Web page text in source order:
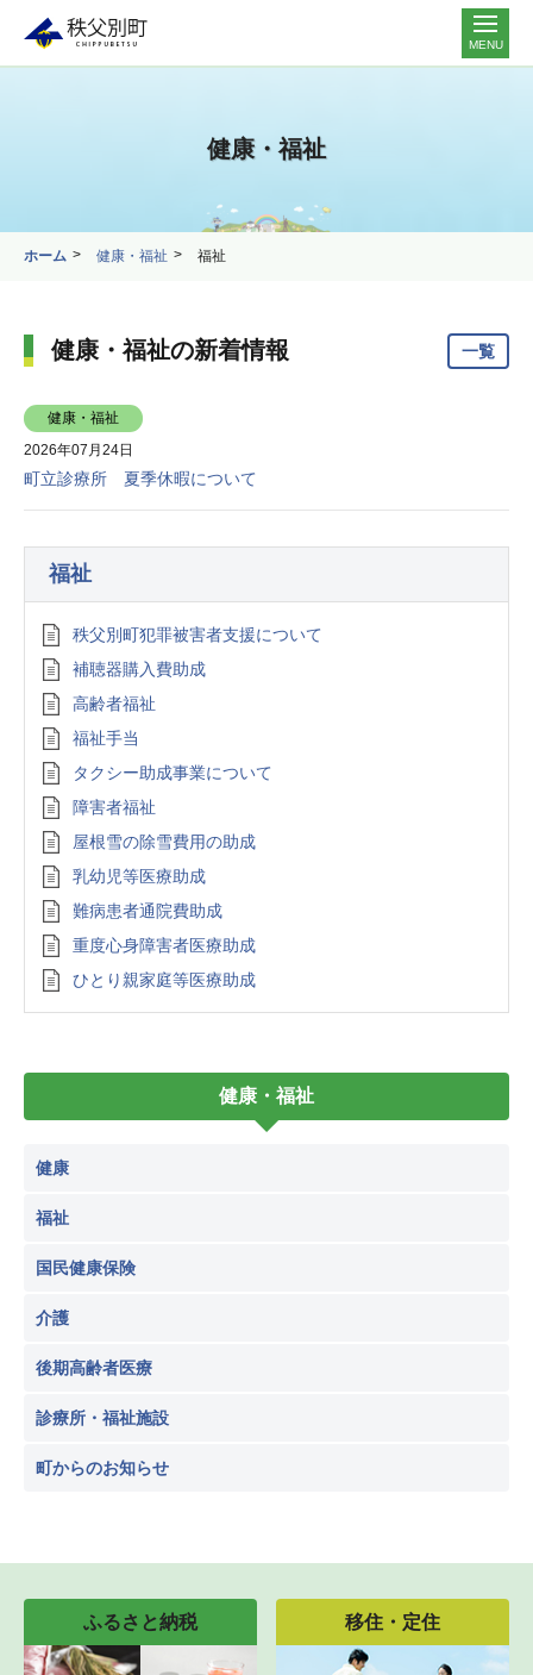
MENU
健康・福祉
ホーム 健康・福祉 福祉
健康・福祉の新着情報 一覧
健康・福祉
2026年07月24日
町立診療所 夏季休暇について
福祉
秩父別町犯罪被害者支援について
補聴器購入費助成
高齢者福祉
福祉手当
タクシー助成事業について
障害者福祉
屋根雪の除雪費用の助成
乳幼児等医療助成
難病患者通院費助成
重度心身障害者医療助成
ひとり親家庭等医療助成
健康・福祉
健康
福祉
国民健康保険
介護
後期高齢者医療
診療所・福祉施設
町からのお知らせ
ふるさと納税 移住・定住